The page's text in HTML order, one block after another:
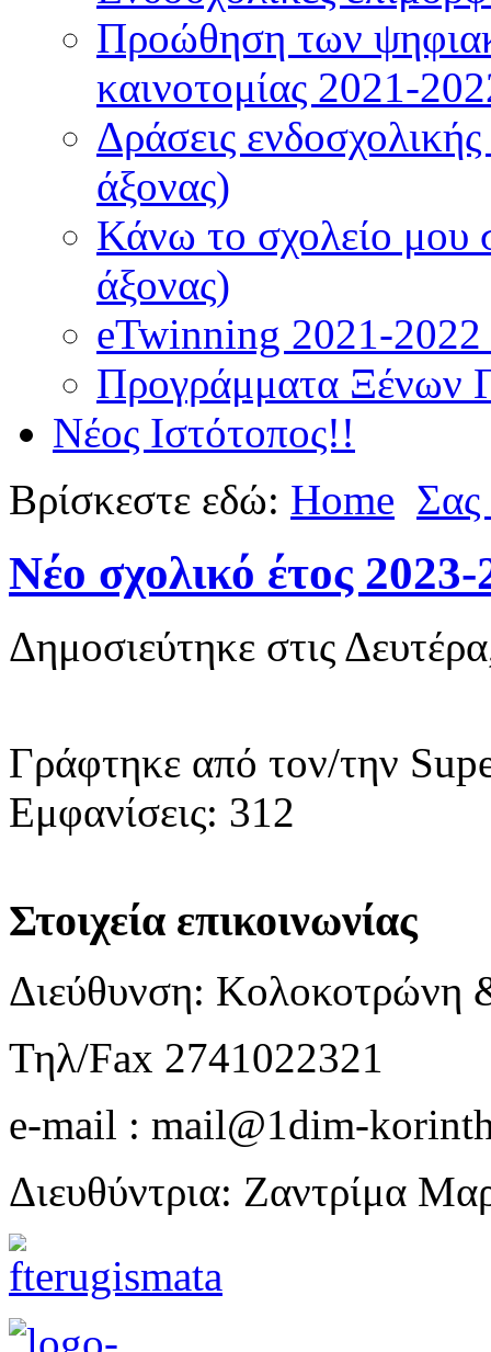
Προώθηση των
καινοτομίας 2021-
Δράσεις
άξονας)
Κάνω το σχολείο μου
άξονας)
eTwinning 2021-
Προγράμματα Ξένων
Νέος Ιστότοπος!!
Βρίσκεστε εδώ: Home Σας
Νέο σχολικό έτος
Δημοσιεύτηκε στις
Γράφτηκε από τον/την
Εμφανίσεις: 312
Στοιχεία επικοινωνίας
Διεύθυνση: Κολοκοτρώνη
Τηλ/Fax 2741022321
e-mail : mail@1dim-
Διευθύντρια: Ζαντρίμα